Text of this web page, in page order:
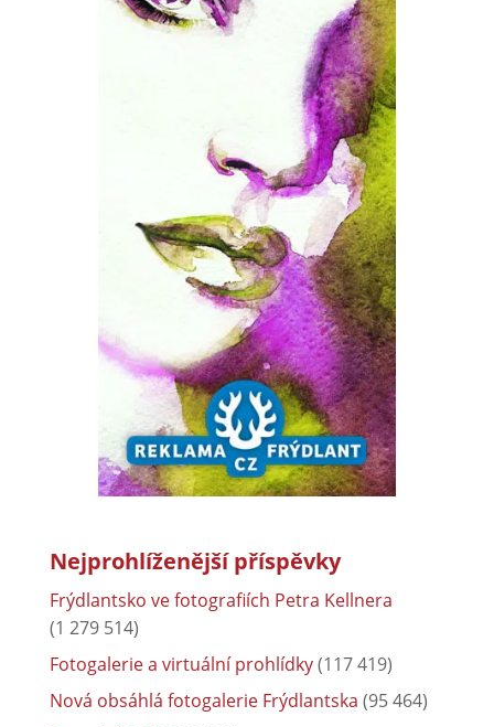
Nejprohlíženější příspěvky
Frýdlantsko ve fotografiích Petra Kellnera
(1 279 514)
Fotogalerie a virtuální prohlídky(117 419)
Nová obsáhlá fotogalerie Frýdlantska (95 464)